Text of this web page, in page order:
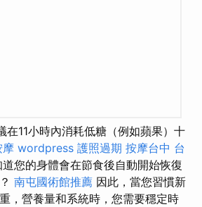
在11小時內消耗低糖（例如蘋果）十
摩 wordpress 護照過期 按摩台中 台
您的身體會在節食後自動開始恢復
南屯國術館推薦 因此，當您習慣新
，營養量和系統時，您需要穩定時